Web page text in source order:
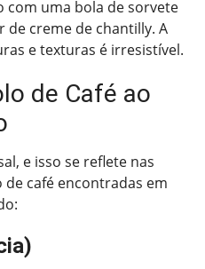
com uma bola de sorvete
de creme de chantilly. A
e texturas é irresistível.
de Café ao
e isso se reflete nas
café encontradas em